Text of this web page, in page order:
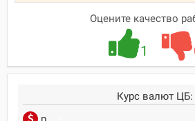
Оцените качество
1
Курс валют ЦБ: